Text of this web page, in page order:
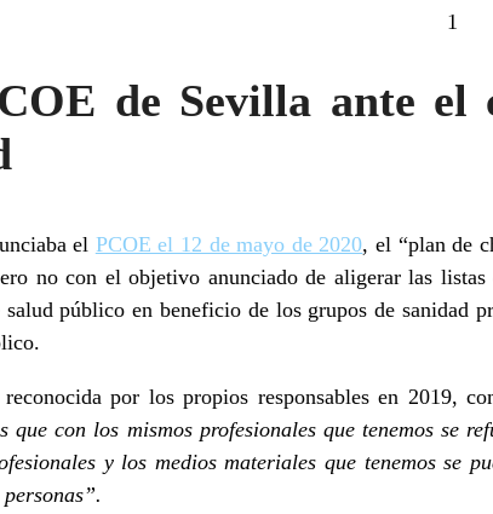
1
de Sevilla ante el
el PCOE el 12 de mayo de 2020, el “plan de
no con el objetivo anunciado de aligerar las
salud público en beneficio de los grupos de sanidad
por los propios responsables en 2019,
que con los mismos profesionales que tenemos se
y los medios materiales que tenemos se
”.